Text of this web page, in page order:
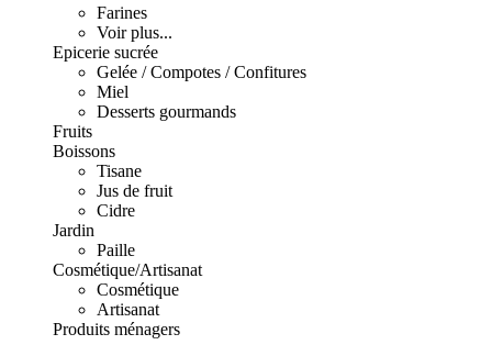
Farines
Voir plus...
Epicerie sucrée
Gelée / Compotes / Confitures
Miel
Desserts gourmands
Fruits
Boissons
Tisane
Jus de fruit
Cidre
Jardin
Paille
Cosmétique/Artisanat
Cosmétique
Artisanat
Produits ménagers